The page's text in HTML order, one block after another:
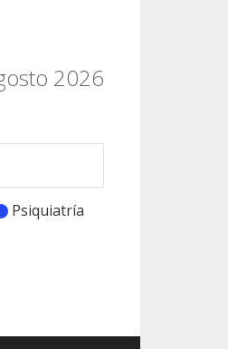
2026
Psiquiatría